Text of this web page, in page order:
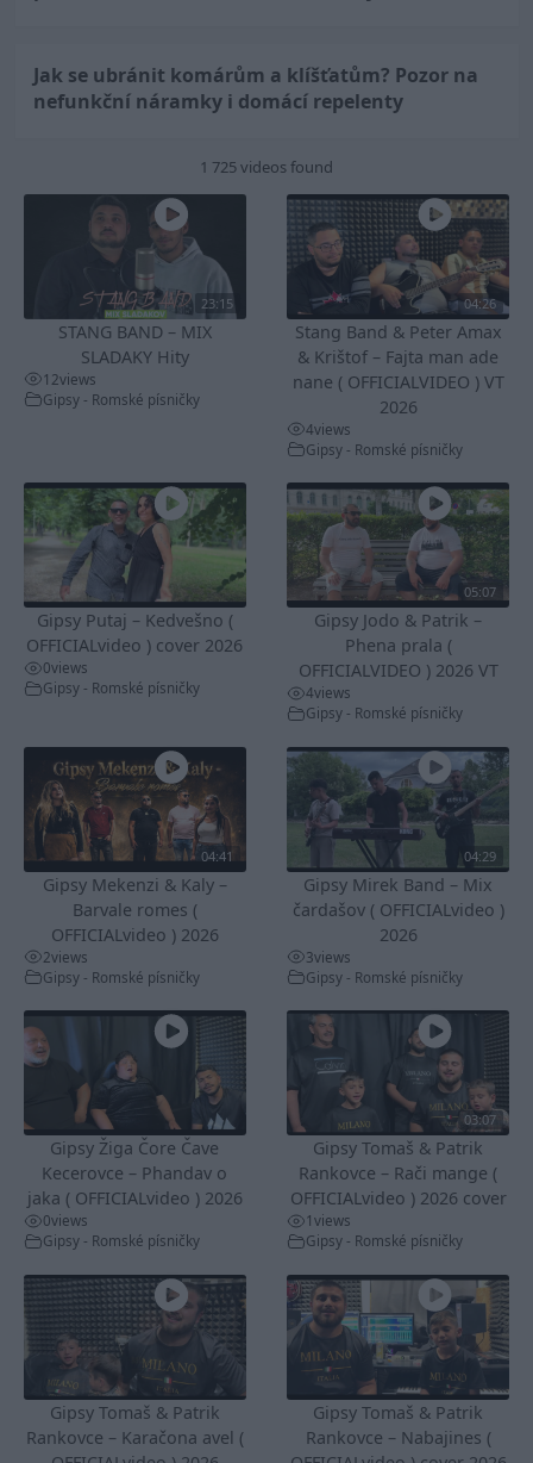
Jak se ubránit komárům a klíšťatům? Pozor na
nefunkční náramky i domácí repelenty
1 725 videos found
23:15
STANG BAND – MIX
SLADAKY Hity
12views
Gipsy - Romské písničky
04:26
Stang Band & Peter Amax
& Krištof – Fajta man ade
nane ( OFFICIALVIDEO ) VT
2026
4views
Gipsy - Romské písničky
Gipsy Putaj – Kedvešno (
OFFICIALvideo ) cover 2026
0views
Gipsy - Romské písničky
05:07
Gipsy Jodo & Patrik –
Phena prala (
OFFICIALVIDEO ) 2026 VT
4views
Gipsy - Romské písničky
04:41
Gipsy Mekenzi & Kaly –
Barvale romes (
OFFICIALvideo ) 2026
2views
Gipsy - Romské písničky
04:29
Gipsy Mirek Band – Mix
čardašov ( OFFICIALvideo )
2026
3views
Gipsy - Romské písničky
Gipsy Žiga Čore Čave
Kecerovce – Phandav o
jaka ( OFFICIALvideo ) 2026
0views
Gipsy - Romské písničky
03:07
Gipsy Tomaš & Patrik
Rankovce – Rači mange (
OFFICIALvideo ) 2026 cover
1views
Gipsy - Romské písničky
Gipsy Tomaš & Patrik
Rankovce – Karačona avel (
Gipsy Tomaš & Patrik
Rankovce – Nabajines (